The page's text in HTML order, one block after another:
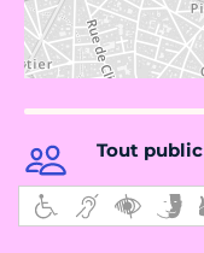
Tout public